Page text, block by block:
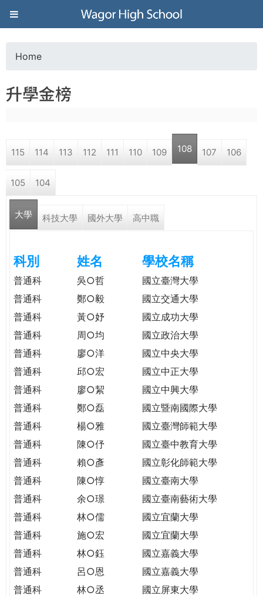
Jump to navigation
葳
格
高
學
格。
民。
WAGOR
TODAY
THE
WORLD
TOMORROW
PUTTING
YOU
o
a
r
e
e
r
e
Home
升學金榜
115 114 113 112 111 110 109 108 107 106
105 104
大學 科技大學 國外大學 高中職
科別 姓名 學校名稱
普通科 吳○哲
國立臺灣大學
普通科
鄭○毅
國立交通大學
普通科
黃○妤
國立成功大學
普通科
周○均
國立政治大學
普通科
廖○洋
國立中央大學
普通科
邱○宏
國立中正大學
普通科
廖○絜
國立中興大學
普通科
鄭○磊
國立暨南國際大學
普通科
楊○雅
國立臺灣師範大學
普通科
陳○伃
國立臺中教育大學
普通科
賴○彥
國立彰化師範大學
普通科
陳○惇
國立臺南大學
普通科
余○璟
國立臺南藝術大學
普通科
林○儒
國立宜蘭大學
普通科
施○宏
國立宜蘭大學
普通科
林○鈺
國立嘉義大學
普通科
呂○恩
國立嘉義大學
普通科
林○丞
國立屏東大學